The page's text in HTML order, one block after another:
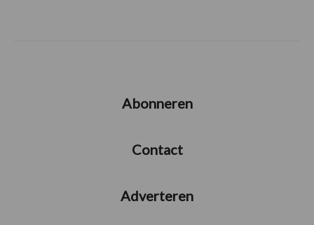
Abonneren
Contact
Adverteren